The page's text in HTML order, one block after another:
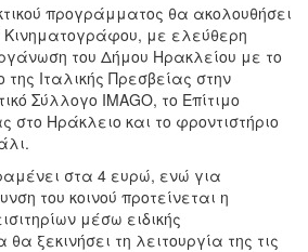
προγράμματος θα ακολουθήσει
Κινηματογράφου, με ελεύθερη
του Δήμου Ηρακλείου με το
της Ιταλικής Πρεσβείας στην
Σύλλογο IMAGO, το Επίτιμο
στο Ηράκλειο και το φροντιστήριο
στα 4 ευρώ, ενώ για
του κοινού προτείνεται η
μέσω ειδικής
ξεκινήσει τη λειτουργία της τις